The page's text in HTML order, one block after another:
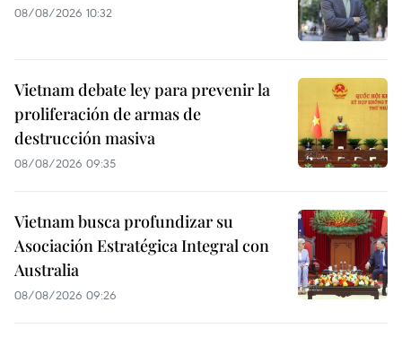
08/08/2026 10:32
Vietnam debate ley para prevenir la
proliferación de armas de
destrucción masiva
08/08/2026 09:35
Vietnam busca profundizar su
Asociación Estratégica Integral con
Australia
08/08/2026 09:26